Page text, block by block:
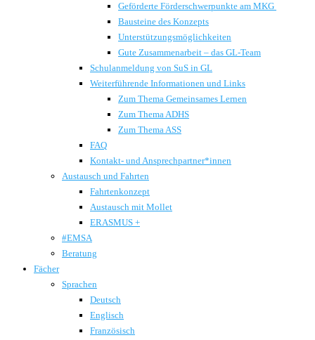
Geförderte Förderschwerpunkte am MKG
Bausteine des Konzepts
Unterstützungsmöglichkeiten
Gute Zusammenarbeit – das GL-Team
Schulanmeldung von SuS in GL
Weiterführende Informationen und Links
Zum Thema Gemeinsames Lernen
Zum Thema ADHS
Zum Thema ASS
FAQ
Kontakt- und Ansprechpartner*innen
Austausch und Fahrten
Fahrtenkonzept
Austausch mit Mollet
ERASMUS +
#EMSA
Beratung
Fächer
Sprachen
Deutsch
Englisch
Französisch